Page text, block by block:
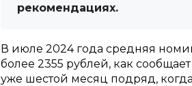
рекомендациях.
В июле 2024 года средняя
более 2355 рублей, как
уже шестой месяц подряд,